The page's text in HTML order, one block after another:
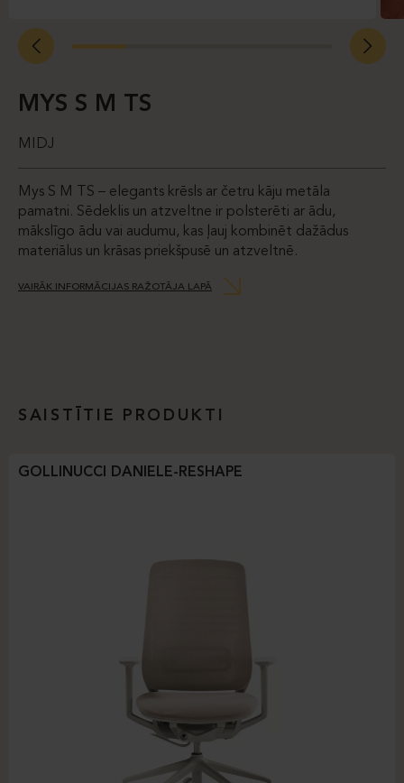
MYS S M TS
MIDJ
Mys S M TS – elegants krēsls ar četru kāju metāla
pamatni. Sēdeklis un atzveltne ir polsterēti ar ādu,
mākslīgo ādu vai audumu, kas ļauj kombinēt dažādus
materiālus un krāsas priekšpusē un atzveltnē.
VAIRĀK INFORMĀCIJAS RAŽOTĀJA LAPĀ
SAISTĪTIE PRODUKTI
GOLLINUCCI DANIELE-RESHAPE